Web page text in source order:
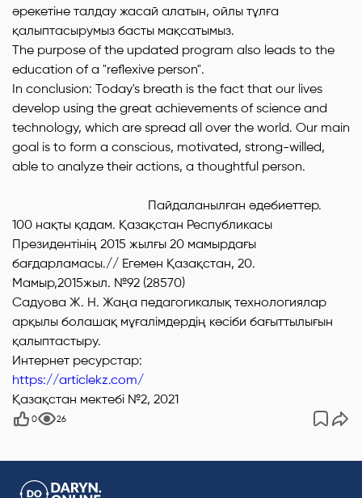
әрекетіне талдау жасай алатын, ойлы тұлға
қалыптасырумыз басты мақсатымыз.
The purpose of the updated program also leads to the
education of a "reflexive person".
In conclusion: Today's breath is the fact that our lives
develop using the great achievements of science and
technology, which are spread all over the world. Our main
goal is to form a conscious, motivated, strong-willed,
able to analyze their actions, a thoughtful person.
Пайдаланылған әдебиеттер.
100 нақты қадам. Қазақстан Республикасы
Президентінің 2015 жылғы 20 мамырдағы
бағдарламасы.// Егемен Қазақстан, 20.
Мамыр,2015жыл. №92 (28570)
Садуова Ж. Н. Жаңа педагогикалық технологиялар
арқылы болашақ мұғалімдердің кәсіби бағыттылығын
қалыптастыру.
Интернет ресурстар:
https://articlekz.com/
Қазақстан мектебі №2, 2021
0 26